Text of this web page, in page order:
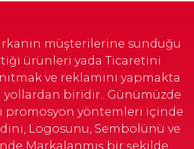
müşterilerine sunduğu
ürünleri yada Ticaretini
ve reklamını yapmakta
yollardan biridir.. Günümüzde
promosyon yöntemleri içinde
Logosunu, Sembolünü ve
Markalanmış bir şekilde